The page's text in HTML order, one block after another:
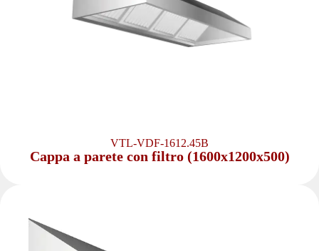
VTL-VDF-1612.45B
Cappa a parete con filtro (1600x1200x500)